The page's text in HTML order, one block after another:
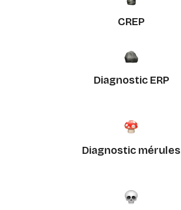
CREP
Diagnostic ERP
Diagnostic mérules